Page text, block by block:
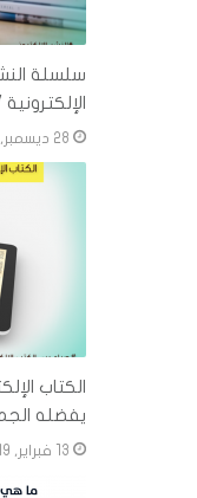
سلسلة
الإلكترونية 6/7
الكتاب
يفضله